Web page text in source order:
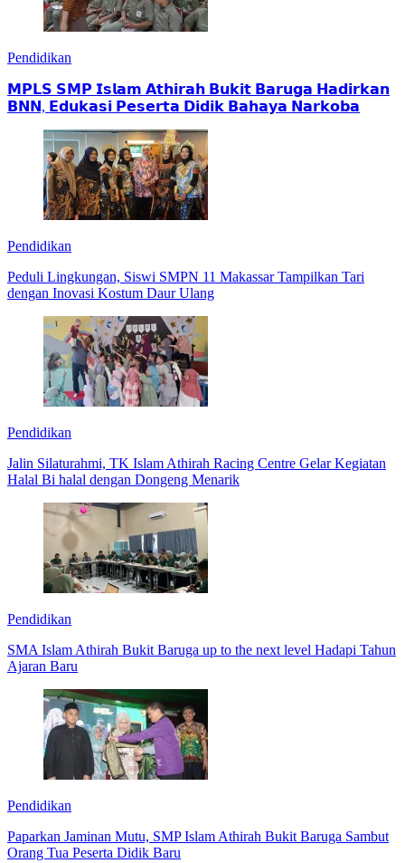
Pendidikan
𝗠𝗣𝗟𝗦 𝗦𝗠𝗣 𝗜𝘀𝗹𝗮𝗺 𝗔𝘁𝗵𝗶𝗿𝗮𝗵 𝗕𝘂𝗸𝗶𝘁 𝗕𝗮𝗿𝘂𝗴𝗮 𝗛𝗮𝗱𝗶𝗿𝗸𝗮𝗻
𝗕𝗡𝗡, 𝗘𝗱𝘂𝗸𝗮𝘀𝗶 𝗣𝗲𝘀𝗲𝗿𝘁𝗮 𝗗𝗶𝗱𝗶𝗸 𝗕𝗮𝗵𝗮𝘆𝗮 𝗡𝗮𝗿𝗸𝗼𝗯𝗮
Pendidikan
Peduli Lingkungan, Siswi SMPN 11 Makassar Tampilkan Tari
dengan Inovasi Kostum Daur Ulang
Pendidikan
Jalin Silaturahmi, TK Islam Athirah Racing Centre Gelar Kegiatan
Halal Bi halal dengan Dongeng Menarik
Pendidikan
SMA Islam Athirah Bukit Baruga up to the next level Hadapi Tahun
Ajaran Baru
Pendidikan
Paparkan Jaminan Mutu, SMP Islam Athirah Bukit Baruga Sambut
Orang Tua Peserta Didik Baru